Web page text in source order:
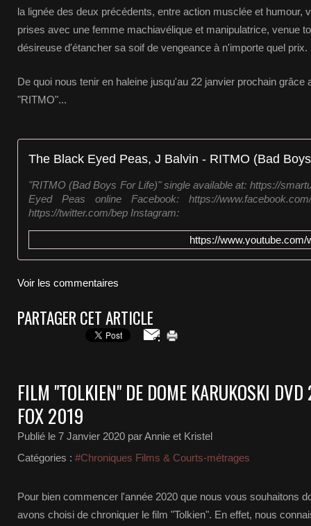
la lignée des deux précédents, entre action musclée et humour,
prises avec une femme machiavélique et manipulatrice, venue
désireuse d'étancher sa soif de vengeance à n'importe quel prix.
De quoi nous tenir en haleine jusqu'au 22 janvier prochain grâce
"RITMO"...
The Black Eyed Peas, J Balvin - RITMO (Bad
"RITMO (Bad Boys For Life)" single available at: https://
Eyed Peas online Facebook: https://
https://twitter.com/bep Instagram:
https://
Voir les commentaires
PARTAGER CET ARTICLE
FILM "TOLKIEN" DE DOME KARUKOSKI
FOX 2019
Publié le 7 Janvier 2020 par Annie et Kristel
Catégories : #Chroniques Films & Courts-métrages
Pour bien commencer l'année 2020 que nous vous souhaitons
avons choisi de chroniquer le film "Tolkien". En effet, nous